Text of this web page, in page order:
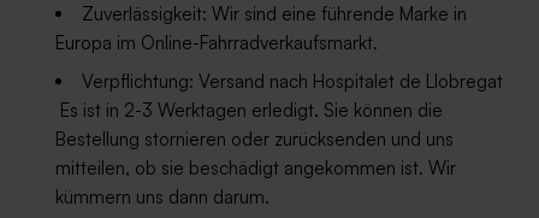
Zuverlässigkeit: Wir sind eine führende Marke in
Europa im Online-Fahrradverkaufsmarkt.
Verpflichtung: Versand nach Hospitalet de Llobregat
Es ist in 2-3 Werktagen erledigt. Sie können die
Bestellung stornieren oder zurücksenden und uns
mitteilen, ob sie beschädigt angekommen ist. Wir
kümmern uns dann darum.